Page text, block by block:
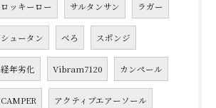
ロッキーロー サルタンサン ラガー
シュータン べろ スポンジ
経年劣化 Vibram7120 カンペール
CAMPER アクティブエアーソール